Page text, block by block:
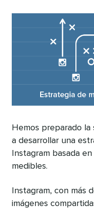
Hemos preparado
a desarrollar una
Instagram basada
medibles.
Instagram, con más
imágenes